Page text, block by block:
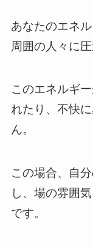
あなたのエネ
周囲の人々に
このエネルギ
れたり、不快
ん。
この場合、自
し、場の雰囲
です。